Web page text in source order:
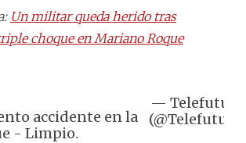
Un militar queda herido tras
choque en Mariano Roque
accidente en la
- Limpio.
— Telefuturo
(@Telefuturo)